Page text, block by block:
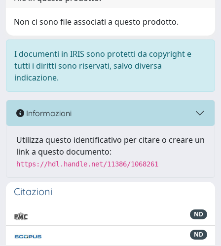
Non ci sono file associati a questo prodotto.
I documenti in IRIS sono protetti da copyright e
tutti i diritti sono riservati, salvo diversa
indicazione.
Informazioni
Utilizza questo identificativo per citare o creare un
link a questo documento:
https://hdl.handle.net/11386/1068261
Citazioni
ND
ND